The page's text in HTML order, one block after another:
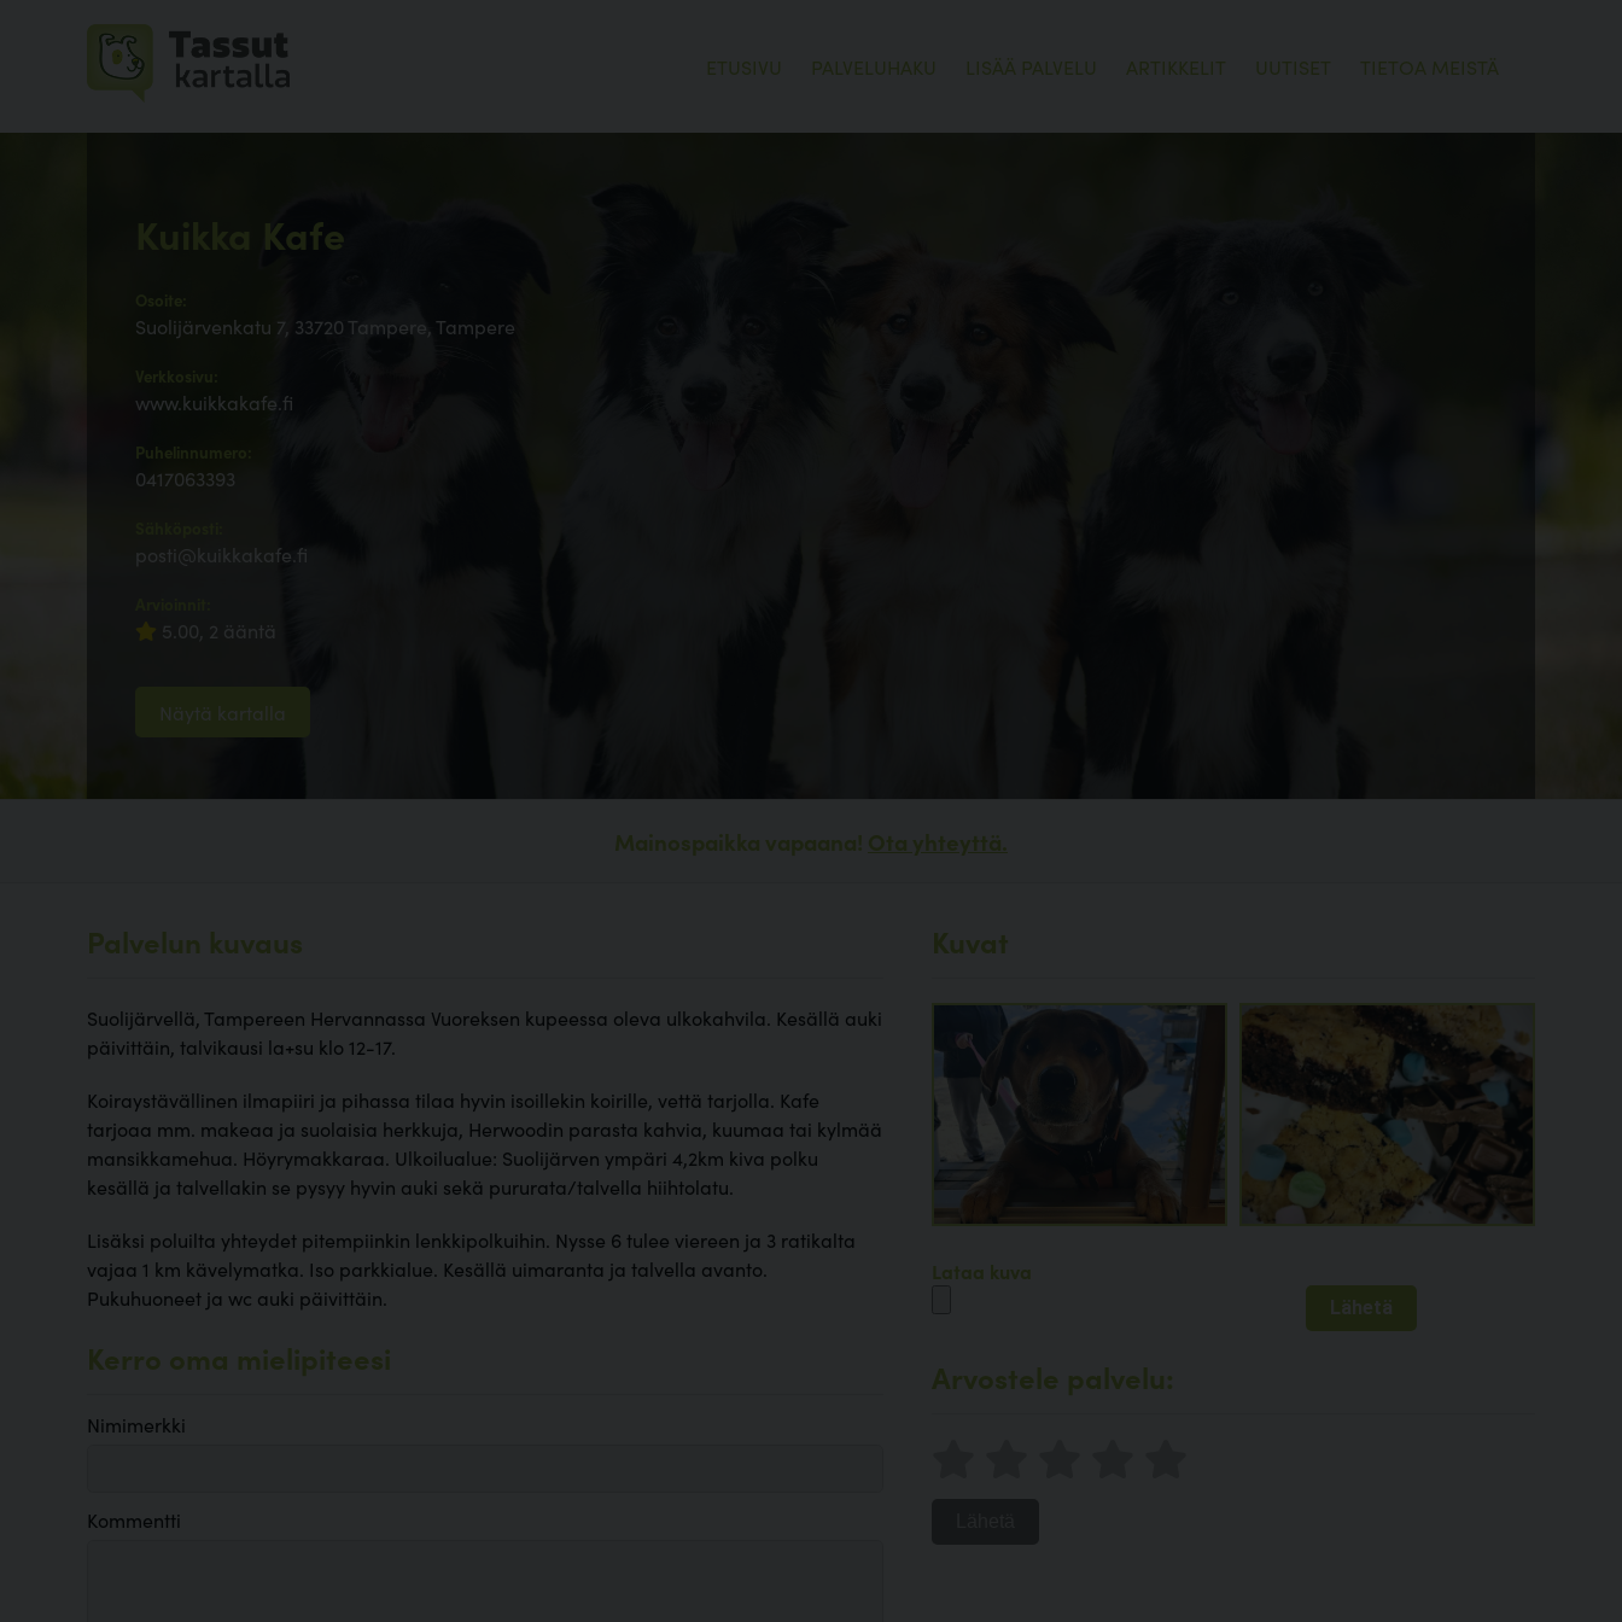
ETUSIVU PALVELUHAKU LISÄÄ PALVELU ARTIKKELIT UUTISET TIETOA MEISTÄ
Kuikka Kafe
Suolijärvenkatu 7, 33720 Tampere, Tampere
www.kuikkakafe.fi
Puhelinnumero:
0417063393
posti@kuikkakafe.fi
5.00, 2 ääntä
Näytä kartalla
Mainospaikka vapaana! Ota yhteyttä.
Palvelun kuvaus
Suolijärvellä, Tampereen Hervannassa Vuoreksen kupeessa oleva ulkokahvila. Kesällä auki
päivittäin, talvikausi la+su klo 12-17.
Koiraystävällinen ilmapiiri ja pihassa tilaa hyvin isoillekin koirille, vettä tarjolla. Kafe
tarjoaa mm. makeaa ja suolaisia herkkuja, Herwoodin parasta kahvia, kuumaa tai kylmää
mansikkamehua. Höyrymakkaraa. Ulkoilualue: Suolijärven ympäri 4,2km kiva polku
kesällä ja talvellakin se pysyy hyvin auki sekä pururata/talvella hiihtolatu.
Lisäksi poluilta yhteydet pitempiinkin lenkkipolkuihin. Nysse 6 tulee viereen ja 3 ratikalta
vajaa 1 km kävelymatka. Iso parkkialue. Kesällä uimaranta ja talvella avanto.
Pukuhuoneet ja wc auki päivittäin.
Kerro oma mielipiteesi
Nimimerkki
Kommentti
Kuvat
Lataa kuva
Arvostele palvelu: